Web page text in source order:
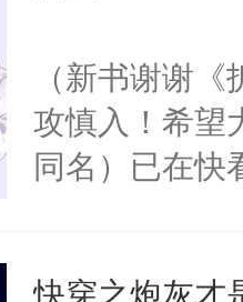
（新书谢谢
攻慎入！希望
同名）已在快
快穿之炮灰才